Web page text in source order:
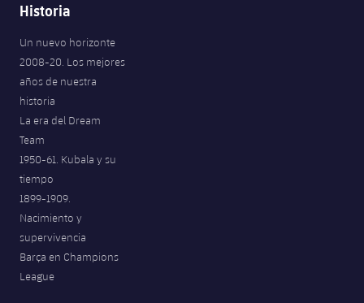
Historia
Un nuevo horizonte
2008-20. Los mejores
años de nuestra
historia
La era del Dream
Team
1950-61. Kubala y su
tiempo
1899-1909.
Nacimiento y
supervivencia
Barça en Champions
League